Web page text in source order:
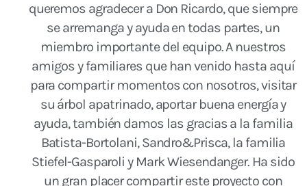
queremos agradecer a Don Ricardo, que siempre
se arremanga y ayuda en todas partes, un
miembro importante del equipo. A nuestros
amigos y familiares que han venido hasta aquí
para compartir momentos con nosotros, visitar
su árbol apatrinado, aportar buena energía y
ayuda, también damos las gracias a la familia
Batista-Bortolani, Sandro&Prisca, la familia
Stiefel-Gasparoli y Mark Wiesendanger. Ha sido
un gran placer compartir este proyecto con